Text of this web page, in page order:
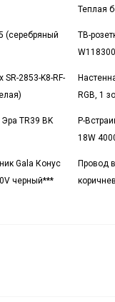
(серебряный
2853-K8-RF-
TR39 BK
Gala Конус
черный***
Теплая
ТВ-
RGB, 1
Р-
18W
Провод